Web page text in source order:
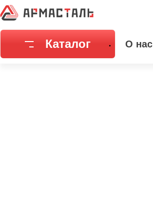
Каталог О нас
Главная Каталог Емкостное оборудование